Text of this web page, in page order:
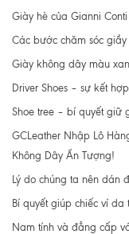
Giày hè của Gianni
Các bước chăm sóc
Giày không dây màu
Driver Shoes – sự kết
Shoe tree – bí quyết giữ
GCLeather Nhập Lô
Không Dây Ấn Tượng!
Lý do chúng ta nên dán
Bí quyết giúp chiếc ví
Nam tính và đẳng cấp